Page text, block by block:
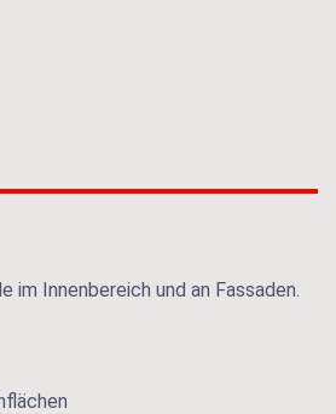
im Innenbereich und an Fassaden.